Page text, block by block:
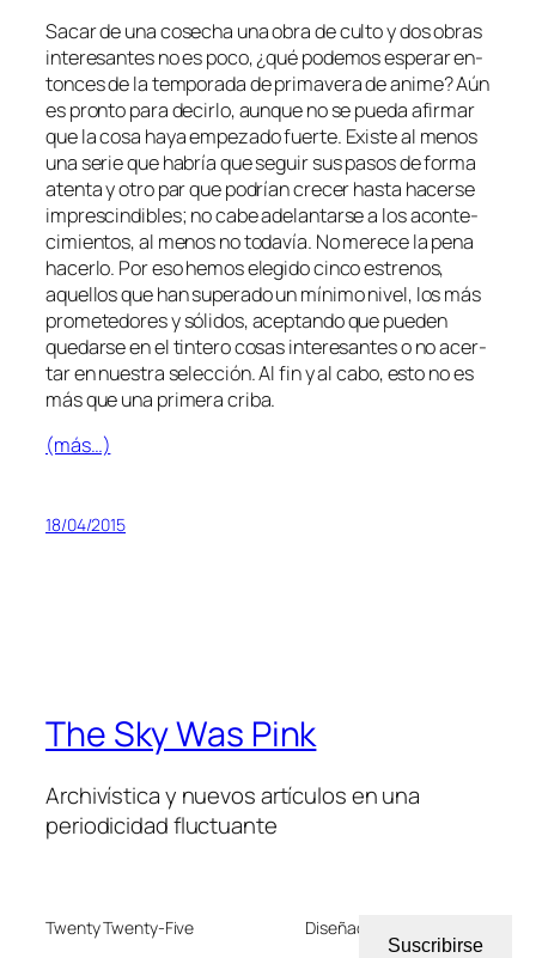
Sacar de una co­se­cha una obra de cul­to y dos obras
in­tere­san­tes no es po­co, ¿qué po­de­mos es­pe­rar en­
ton­ces de la tem­po­ra­da de pri­ma­ve­ra de ani­me? Aún
es pron­to pa­ra de­cir­lo, aun­que no se pue­da afir­mar
que la co­sa ha­ya em­pe­za­do fuer­te. Existe al me­nos
una se­rie que ha­bría que se­guir sus pa­sos de for­ma
aten­ta y otro par que po­drían cre­cer has­ta ha­cer­se
im­pres­cin­di­bles; no ca­be ade­lan­tar­se a los acon­te­
ci­mien­tos, al me­nos no to­da­vía. No me­re­ce la pe­na
ha­cer­lo. Por eso he­mos ele­gi­do cin­co es­tre­nos,
aque­llos que han su­pe­ra­do un mí­ni­mo ni­vel, los más
pro­me­te­do­res y só­li­dos, acep­tan­do que pue­den
que­dar­se en el tin­te­ro co­sas in­tere­san­tes o no acer­
tar en nues­tra se­lec­ción. Al fin y al ca­bo, es­to no es
más que una pri­me­ra criba.
(más…)
18/04/2015
The Sky Was Pink
Archivística y nuevos artículos en una
periodicidad fluctuante
Twenty Twenty-Five Diseñado con
Suscribirse